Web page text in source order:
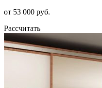
от 53 000 руб.
Рассчитать